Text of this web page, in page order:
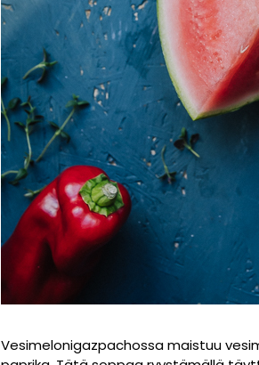
Vesimelonigazpachossa maistuu